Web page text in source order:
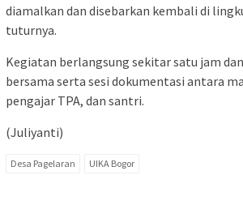
diamalkan dan disebarkan kembali di
tuturnya.
Kegiatan berlangsung sekitar satu jam
bersama serta sesi dokumentasi antara
pengajar TPA, dan santri.
(Juliyanti)
Desa Pagelaran UIKA Bogor